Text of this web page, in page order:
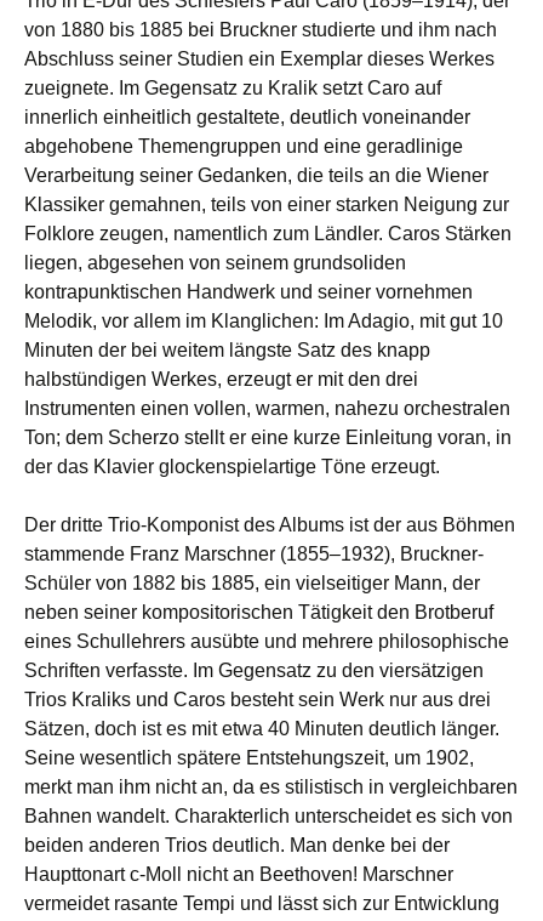
von 1880 bis 1885 bei Bruckner studierte und ihm nach
Abschluss seiner Studien ein Exemplar dieses Werkes
zueignete. Im Gegensatz zu Kralik setzt Caro auf
innerlich einheitlich gestaltete, deutlich voneinander
abgehobene Themengruppen und eine geradlinige
Verarbeitung seiner Gedanken, die teils an die Wiener
Klassiker gemahnen, teils von einer starken Neigung zur
Folklore zeugen, namentlich zum Ländler. Caros Stärken
liegen, abgesehen von seinem grundsoliden
kontrapunktischen Handwerk und seiner vornehmen
Melodik, vor allem im Klanglichen: Im Adagio, mit gut 10
Minuten der bei weitem längste Satz des knapp
halbstündigen Werkes, erzeugt er mit den drei
Instrumenten einen vollen, warmen, nahezu orchestralen
Ton; dem Scherzo stellt er eine kurze Einleitung voran, in
der das Klavier glockenspielartige Töne erzeugt.
Der dritte Trio-Komponist des Albums ist der aus Böhmen
stammende Franz Marschner (1855–1932), Bruckner-
Schüler von 1882 bis 1885, ein vielseitiger Mann, der
neben seiner kompositorischen Tätigkeit den Brotberuf
eines Schullehrers ausübte und mehrere philosophische
Schriften verfasste. Im Gegensatz zu den viersätzigen
Trios Kraliks und Caros besteht sein Werk nur aus drei
Sätzen, doch ist es mit etwa 40 Minuten deutlich länger.
Seine wesentlich spätere Entstehungszeit, um 1902,
merkt man ihm nicht an, da es stilistisch in vergleichbaren
Bahnen wandelt. Charakterlich unterscheidet es sich von
beiden anderen Trios deutlich. Man denke bei der
Haupttonart c-Moll nicht an Beethoven! Marschner
vermeidet rasante Tempi und lässt sich zur Entwicklung